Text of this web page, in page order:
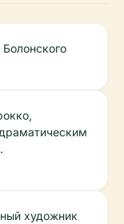
художник